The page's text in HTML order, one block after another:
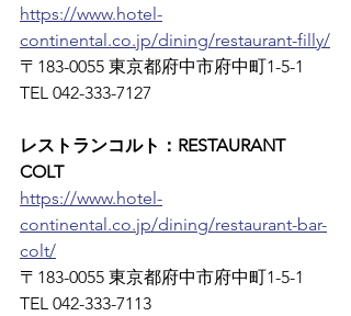
https://www.hotel-
continental.co.jp/dining/restaurant-filly/
〒183-0055 東京都府中市府中町1-5-1
TEL 042-333-7127
レストランコルト：RESTAURANT
COLT
https://www.hotel-
continental.co.jp/dining/restaurant-bar-
colt/
〒183-0055 東京都府中市府中町1-5-1
TEL 042-333-7113